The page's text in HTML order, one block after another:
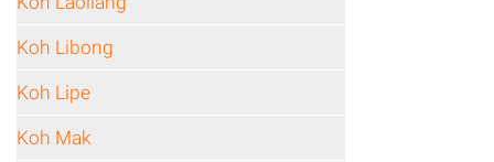
Koh Libong
Koh Lipe
Koh Mak